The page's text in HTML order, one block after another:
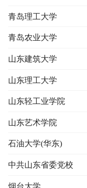
青岛理工大学
青岛农业大学
山东建筑大学
山东理工大学
山东轻工业学院
山东艺术学院
石油大学(华东)
中共山东省委党校
烟台大学